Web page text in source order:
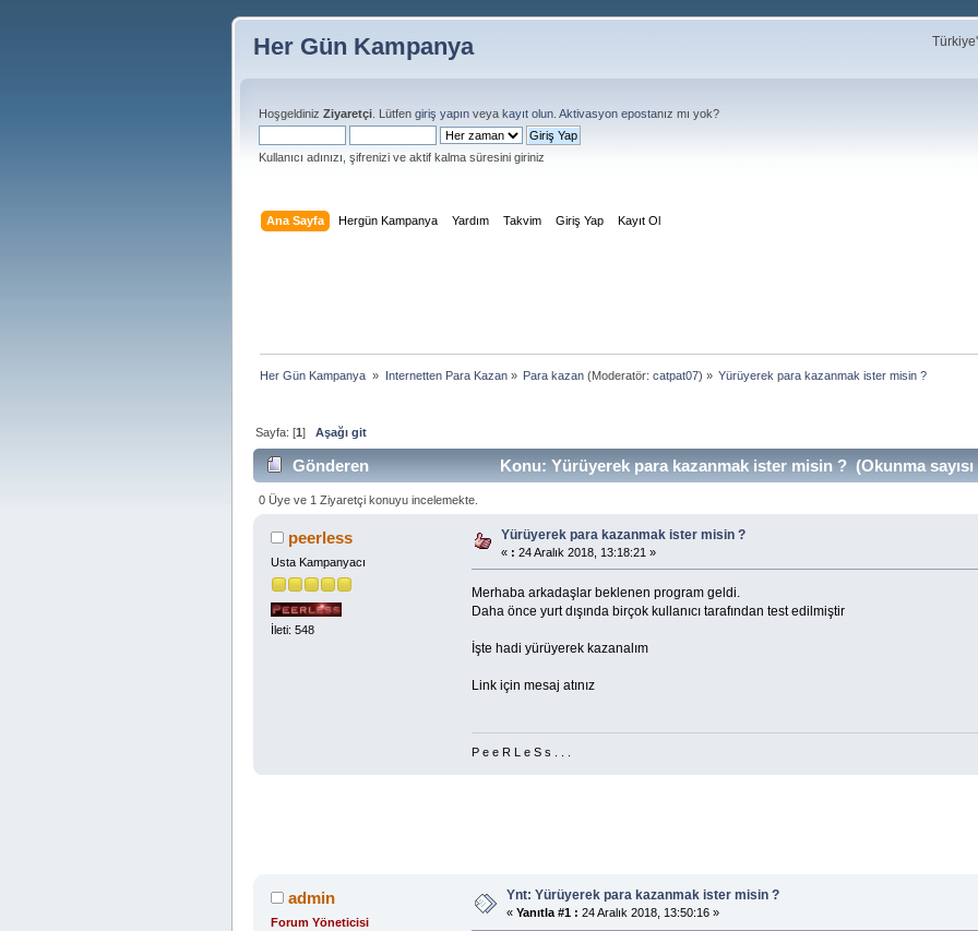
Her Gün Kampanya
Hoşgeldiniz Ziyaretçi . Lütfen giriş yapın veya kayıt olun Aktivasyon epostanız mı yok?
Kullanıcı adınızı, şifrenizi ve aktif kalma süresini giriniz
Ana Sayfa Hergün Kampanya Yardım Takvim Giriş Yap Kayıt Ol
Her Gün Kampanya » Internetten Para Kazan» Para kazan(Moderatör: catpat07) » Yürüyerek para kazanmak ister misin ?
Sayfa: [1]Aşağı git
Gönderen Konu: Yürüyerek para kazanmak ister misin ? (Okunma sayısı
0 Üye ve 1 Ziyaretçi konuyu incelemekte.
peerless
Usta Kampanyacı
İleti: 548
Yürüyerek para kazanmak ister misin ?
« : 24 Aralık 2018, 13:18:21 »
Merhaba arkadaşlar beklenen program geldi.
Daha önce yurt dışında birçok kullanıcı tarafından test edilmiştir
İşte hadi yürüyerek kazanalım
Link için mesaj atınız
P e e R L e S s . . .
admin
Forum Yöneticisi
Ynt: Yürüyerek para kazanmak ister misin ?
« Yanıtla #1 : 24 Aralık 2018, 13:50:16 »